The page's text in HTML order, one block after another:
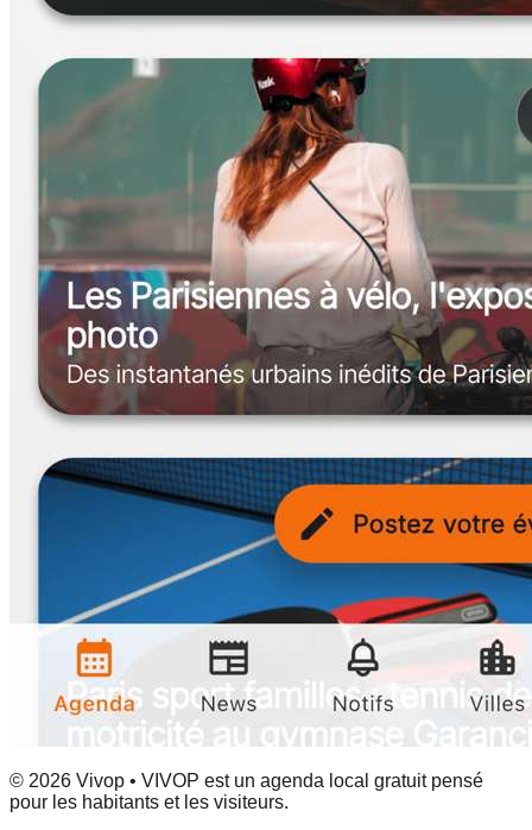
© 2026 Vivop • VIVOP est un agenda local gratuit pensé
pour les habitants et les visiteurs.